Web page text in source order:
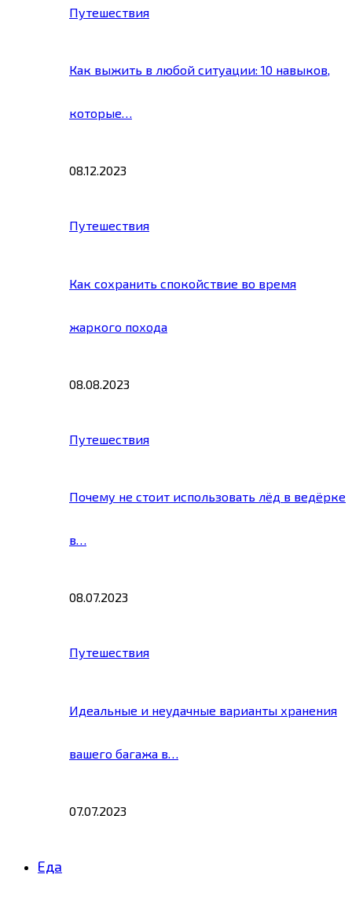
Путешествия
Как выжить в любой ситуации: 10 навыков,
которые…
08.12.2023
Путешествия
Как сохранить спокойствие во время
жаркого похода
08.08.2023
Путешествия
Почему не стоит использовать лёд в ведёрке
в…
08.07.2023
Путешествия
Идеальные и неудачные варианты хранения
вашего багажа в…
07.07.2023
Еда